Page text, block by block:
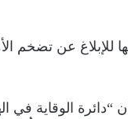
للإبلاغ عن
“دائرة الوقاية